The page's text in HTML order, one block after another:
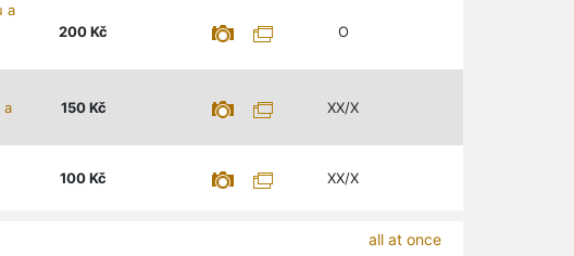
a
200Kč O
a
150 Kč XX/X
100Kč XX/X
all at once